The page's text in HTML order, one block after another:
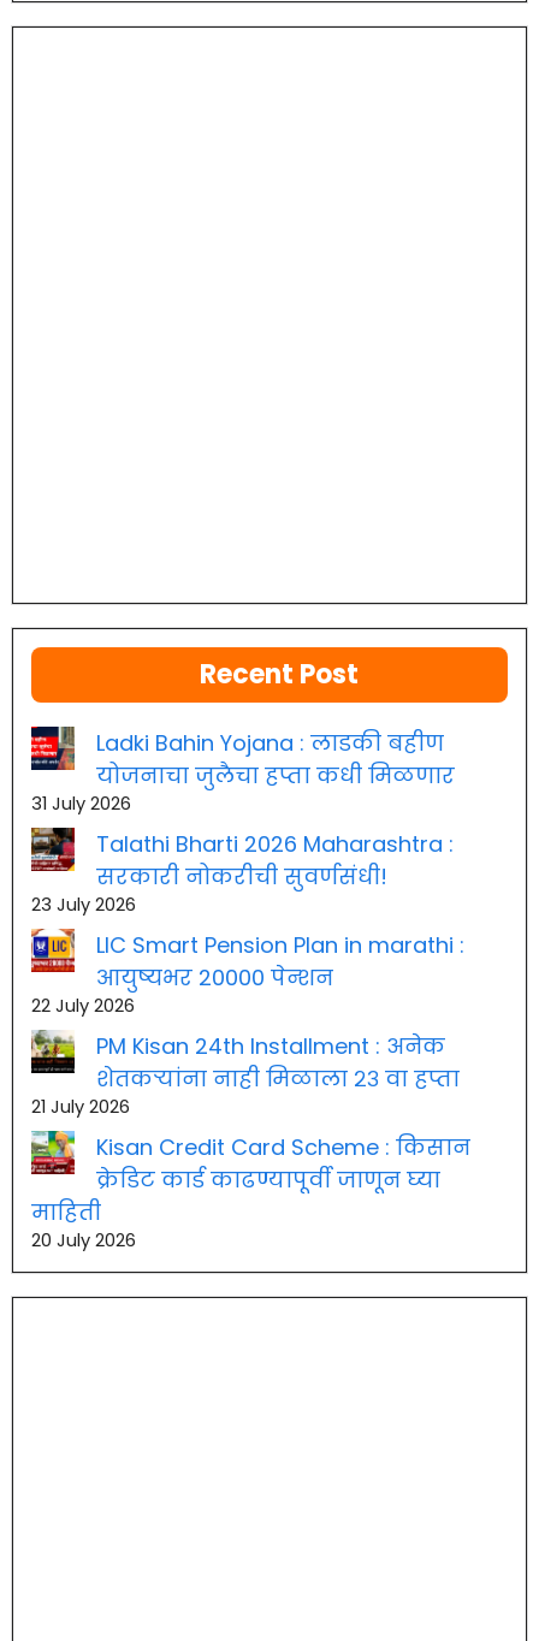
Recent Post
Ladki Bahin Yojana : लाडकी बहीण
योजनाचा जुलैचा हप्ता कधी मिळणार
31 July 2026
Talathi Bharti 2026 Maharashtra :
सरकारी नोकरीची सुवर्णसंधी!
23 July 2026
LIC Smart Pension Plan in marathi :
आयुष्यभर 20000 पेन्शन
22 July 2026
PM Kisan 24th Installment : अनेक
शेतकऱ्यांना नाही मिळाला २३ वा हप्ता
21 July 2026
Kisan Credit Card Scheme : किसान
क्रेडिट कार्ड काढण्यापूर्वी जाणून घ्या
माहिती
20 July 2026